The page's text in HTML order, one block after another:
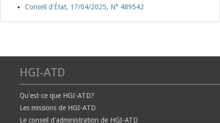
Conseil d'État, 17/04/2025, N° 489542
HGI-ATD
Qu'est-ce que HGI-ATD?
Les missions de HGI-ATD
Le conseil d'administration de HGI-ATD